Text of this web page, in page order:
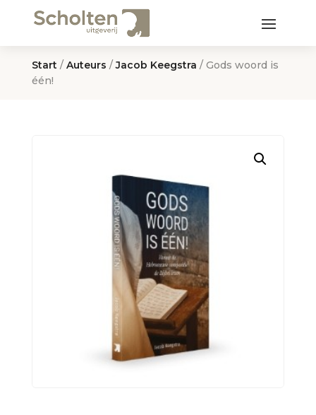
Start / Auteurs /Jacob Keegstra / Gods woord is
één!